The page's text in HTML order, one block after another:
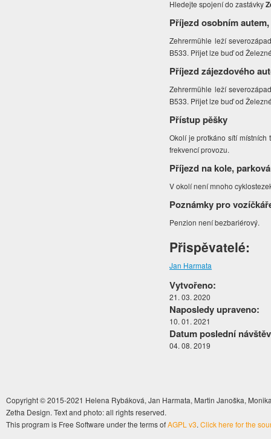
Hledejte spojení do zastávky
Příjezd osobním
Zehrermühle leží
B533. Přijet lze buď od
Příjezd zájezdového
Zehrermühle leží
B533. Přijet lze buď od
Přístup pěšky
Okolí je protkáno sítí místních
frekvencí provozu.
Příjezd na kole,
V okolí není mnoho
Poznámky pro
Penzion není bezbariérový.
Přispěvatelé:
Jan Harmata
Vytvořeno:
21. 03. 2020
Naposledy upraveno:
10. 01. 2021
Datum poslední
04. 08. 2019
Copyright © 2015-2021 Helena Rybáková, Jan Harmata, Martin Janoška,
Zetha Design. Text and photo: all rights reserved.
This program is Free Software under the terms ofAGPL v3. Click here for the